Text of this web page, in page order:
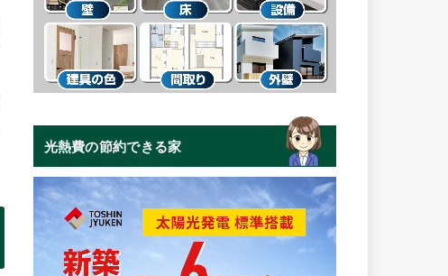
光熱費の節約できる家